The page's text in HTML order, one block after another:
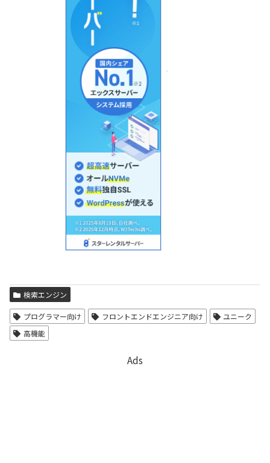
検索エンジン
プログラマー向け フロントエンドエンジニア向け
ユニーク
高機能
Ads